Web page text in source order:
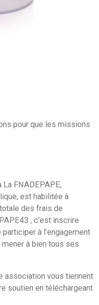
pour que les missions
La FNADEPAPE,
est habilitée à
des frais de
, c’est inscrire
à l’engagement
à bien tous ses
association vous tiennent
soutien en téléchargeant